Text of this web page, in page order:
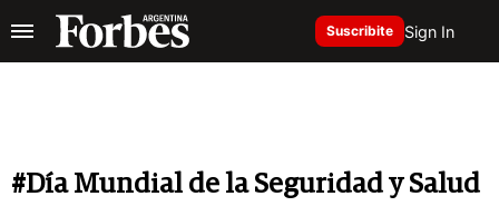
Suscribite Sign In
#Día Mundial de la Seguridad y Salud